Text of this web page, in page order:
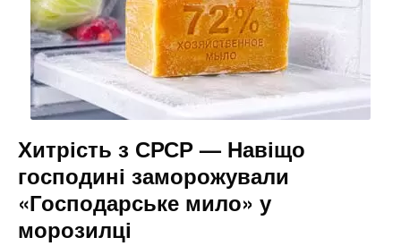
Хитрість з СРСР — Навіщо
господині заморожували
«Господарське мило» у
морозилці